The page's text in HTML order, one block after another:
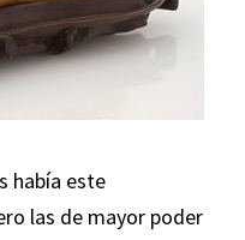
había este
las de mayor poder